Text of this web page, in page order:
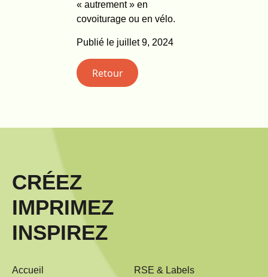
« autrement » en
covoiturage ou en vélo.
Publié le juillet 9, 2024
Retour
CRÉEZ
IMPRIMEZ
INSPIREZ
Accueil RSE & Labels